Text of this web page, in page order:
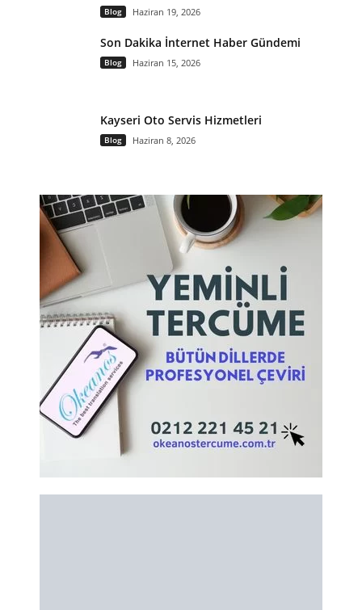
Blog Haziran 19, 2026
Son Dakika İnternet Haber Gündemi
Blog Haziran 15, 2026
Kayseri Oto Servis Hizmetleri
Blog Haziran 8, 2026